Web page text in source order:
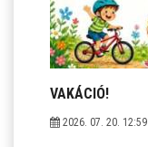
VAKÁCIÓ!
2026. 07. 20. 12:59